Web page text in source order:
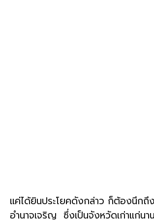
แค่ได้ยินประโยคดังกล่าว ก็ต้องนึกถึ
อำนาจเจริญ ซึ่งเป็นจังหวัดเก่าแก่นา